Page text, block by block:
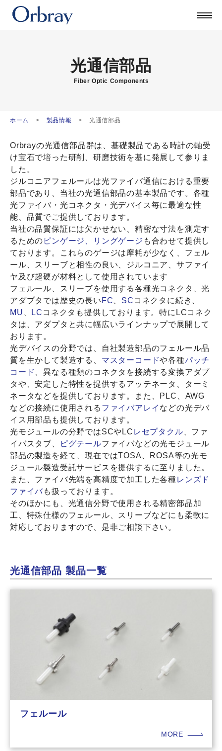
採用
公式ブログ
日本語
English
Deutsch
光通信部品
Fiber Optic Components
ホーム 製品情報 光通信部品
Orbrayの光通信部品群は、基礎製品である時計の軸受
け宝石で培った研削、研磨技術を基に発展して参りま
した。
ジルコニアフェルールは光ファイバ通信における重要
部品であり、当社の光通信部品の基本製品です。各種
光ファイバ・光コネクタ・光デバイス毎に最適な性
能、品質でご提供しております。
当社の品質保証には欠かせない、精密な寸法を測定す
るための ピンゲージ、リングゲージ も合わせて提供し
ております。これらのゲージは摩耗が少なく、フェル
ール、スリーブと相性の良い、ジルコニア、サファイ
ヤ及び超硬が材料として使用されています
フェルール、スリーブを使用する各種光コネクタ、光
アダプタでは歴史の長い FC SC コネクタに続き、
MU
LC コネクタも提供しております。特にLCコネク
タは、アダプタと共に幅広いラインナップで展開して
おります。
光デバイスの分野では、自社製造部品のフェルール品
質を生かして製造する、 マスターコードや各種パッチ
コード
、異なる種類のコネクタを接続する変換アダプ
タや、安定した特性を提供するアッテネータ、ターミ
ネータなどを提供しております。また、PLC、AWG
などの接続に使用される ファイバアレイ などの光デバ
イス用部品も提供しております。
光モジュールの分野ではSCやLC レセプタクル 、ファ
イバスタブ、
ピグテールファイバなどの光モジュール
部品の製造を経て、現在ではTOSA、ROSA等の光モ
ジュール製造受託サービスを提供するに至りました。
また、ファイバ先端を高精度で加工した各種レンズド
ファイバも扱っております。
そのほかにも、光通信分野で使用される精密部品加
工、特殊仕様のフェルール、スリーブなどにも柔軟に
対応しておりますので、是非ご相談下さい。
光通信部品 製品一覧
フェルール
MORE